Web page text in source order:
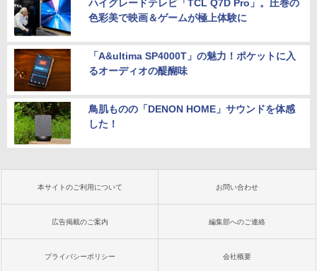
ハイグレードテレビ「TCL Q7D Pro」。圧巻の
色彩美で映画＆ゲームが極上体験に
「A&ultima SP4000T」の魅力！ポケットに入
るオーディオの醍醐味
鳥肌ものの「DENON HOME」サウンドを体感
した！
本サイトのご利用について お問い合わせ
広告掲載のご案内 編集部へのご連絡
プライバシーポリシー 会社概要